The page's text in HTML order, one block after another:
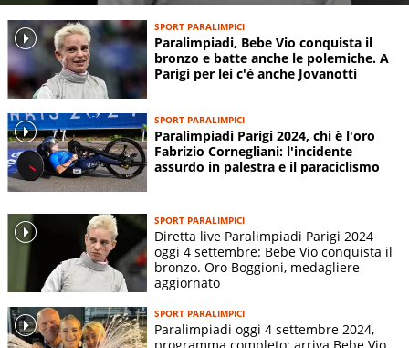
SPORT PARALIMPICI
Paralimpiadi, Bebe Vio conquista il
bronzo e batte anche le polemiche. A
Parigi per lei c'è anche Jovanotti
SPORT PARALIMPICI
Paralimpiadi Parigi 2024, chi è l'oro
Fabrizio Cornegliani: l'incidente
assurdo in palestra e il paraciclismo
SPORT PARALIMPICI
Diretta live Paralimpiadi Parigi 2024
oggi 4 settembre: Bebe Vio conquista il
bronzo. Oro Boggioni, medagliere
aggiornato
SPORT PARALIMPICI
Paralimpiadi oggi 4 settembre 2024,